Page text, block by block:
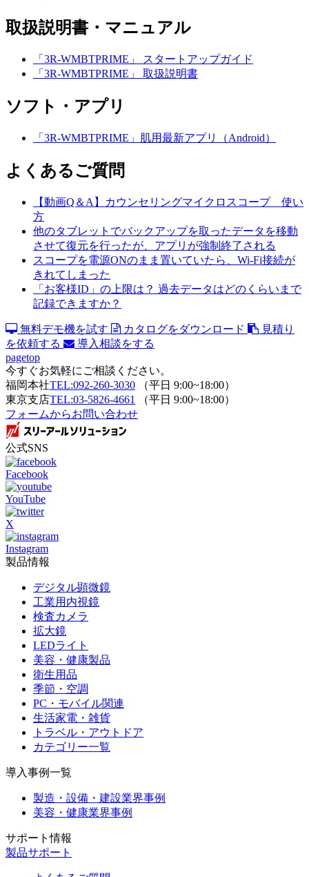
取扱説明書・マニュアル
「3R-WMBTPRIME」 スタートアップガイド
「3R-WMBTPRIME」 取扱説明書
ソフト・アプリ
「3R-WMBTPRIME」肌用最新アプリ（Android）
よくあるご質問
【動画Q＆A】カウンセリングマイクロスコープ 使い
方
他のタブレットでバックアップを取ったデータを移動
させて復元を行ったが、アプリが強制終了される
スコープを電源ONのまま置いていたら、Wi-Fi接続が
きれてしまった
「お客様ID」の上限は？ 過去データはどのくらいまで
記録できますか？
無料デモ機を試す カタログをダウンロード
見積り
を依頼する
導入相談をする
pagetop
今すぐお気軽にご相談ください。
福岡本社TEL:092-260-3030 （平日 9:00~18:00）
東京支店TEL:03-5826-4661
（平日 9:00~18:00）
フォームからお問い合わせ
公式SNS
Facebook
YouTube
X
Instagram
製品情報
デジタル顕微鏡
工業用内視鏡
検査カメラ
拡大鏡
LEDライト
美容・健康製品
衛生用品
季節・空調
PC・モバイル関連
生活家電・雑貨
トラベル・アウトドア
カテゴリー一覧
導入事例一覧
製造・設備・建設業界事例
美容・健康業界事例
サポート情報
製品サポート